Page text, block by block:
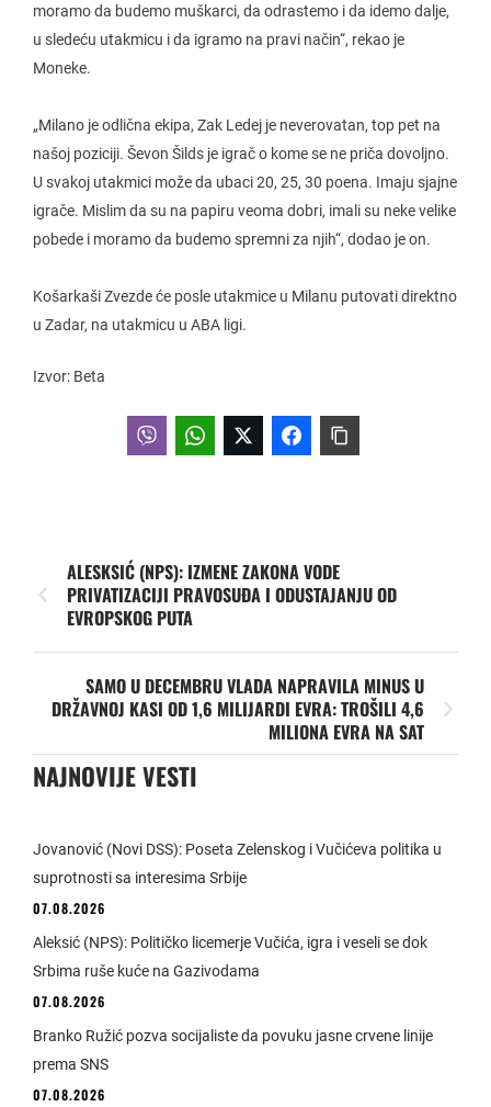
moramo da budemo muškarci, da odrastemo i da idemo dalje,
u sledeću utakmicu i da igramo na pravi način“, rekao je
Moneke.
„Milano je odlična ekipa, Zak Ledej je neverovatan, top pet na
našoj poziciji. Ševon Šilds je igrač o kome se ne priča dovoljno.
U svakoj utakmici može da ubaci 20, 25, 30 poena. Imaju sjajne
igrače. Mislim da su na papiru veoma dobri, imali su neke velike
pobede i moramo da budemo spremni za njih“, dodao je on.
Košarkaši Zvezde će posle utakmice u Milanu putovati direktno
u Zadar, na utakmicu u ABA ligi.
Izvor: Beta
ALESKSIĆ (NPS): IZMENE ZAKONA VODE
PRIVATIZACIJI PRAVOSUĐA I ODUSTAJANJU OD
EVROPSKOG PUTA
SAMO U DECEMBRU VLADA NAPRAVILA MINUS U
DRŽAVNOJ KASI OD 1,6 MILIJARDI EVRA: TROŠILI 4,6
MILIONA EVRA NA SAT
NAJNOVIJE VESTI
Jovanović (Novi DSS): Poseta Zelenskog i Vučićeva politika u
suprotnosti sa interesima Srbije
07.08.2026
Aleksić (NPS): Političko licemerje Vučića, igra i veseli se dok
Srbima ruše kuće na Gazivodama
07.08.2026
Branko Ružić pozva socijaliste da povuku jasne crvene linije
prema SNS
07.08.2026